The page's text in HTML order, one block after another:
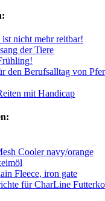
nicht mehr reitbar!
der Tiere
den Berufsalltag von
mit Handicap
Cooler navy/orange
Fleece, iron gate
für CharLine